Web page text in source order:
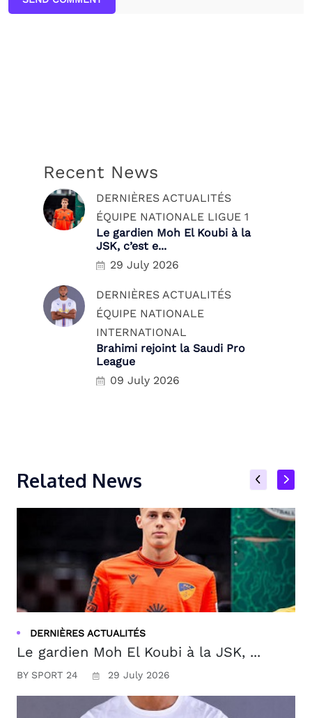
Recent News
DERNIÈRES ACTUALITÉS
ÉQUIPE NATIONALE LIGUE 1
Le gardien Moh El Koubi à la
JSK, c’est e...
29 July 2026
DERNIÈRES ACTUALITÉS
ÉQUIPE NATIONALE
INTERNATIONAL
Brahimi rejoint la Saudi Pro
League
09 July 2026
Related News
DERNIÈRES ACTUALITÉS
Le gardien Moh El Koubi à la JSK, ...
BY SPORT 24 29 July 2026